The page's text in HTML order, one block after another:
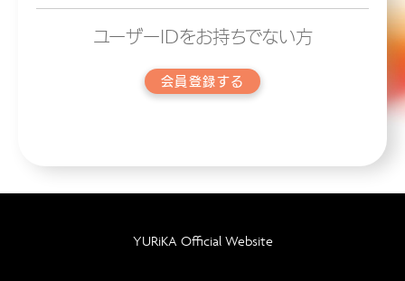
ユーザーIDをお持ちでない方
会員登録する
YURiKA Official Website